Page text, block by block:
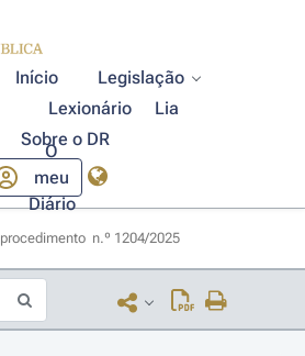
Início
Legislação
Lexionário
Lia
Sobre o DR
O
meu
Diário
n.º 1204/2025